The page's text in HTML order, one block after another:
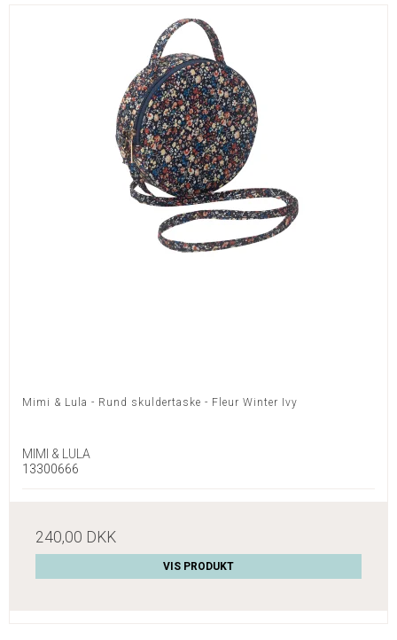
Mimi & Lula - Rund skuldertaske - Fleur Winter Ivy
MIMI & LULA
13300666
240,00 DKK
VIS PRODUKT